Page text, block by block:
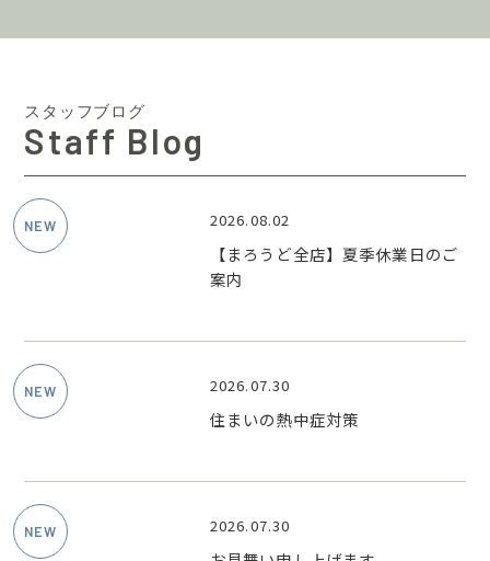
スタッフブログ
Staff Blog
2026.08.02
【まろうど全店】夏季休業日のご
案内
2026.07.30
住まいの熱中症対策
2026.07.30